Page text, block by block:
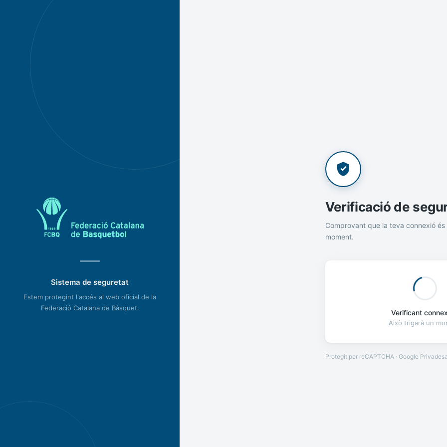
Sistema de seguretat
Estem protegint l'accés al web oficial de la
Federació Catalana de Bàsquet.
Verificació de
Comprovant que la teva connexió és
moment.
Verificant
Això trigarà un
Protegit per reCAPTCHA · Google Privadesa